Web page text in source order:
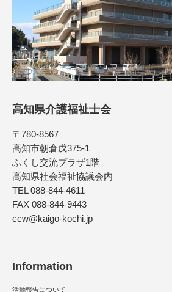
高知県介護福祉士会
〒780-8567
高知市朝倉戊375-1
ふくし交流プラザ1階
高知県社会福祉協議会内
TEL 088-844-4611
FAX 088-844-9443
ccw@kaigo-kochi.jp
Information
活動報告について